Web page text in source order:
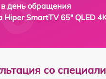
в день обращения
Hiper SmartTV 65" QLED
со